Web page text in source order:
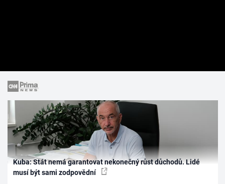
Kuba: Stát nemá garantovat nekonečný růst důchodů. Lidé
musí být sami zodpovědní